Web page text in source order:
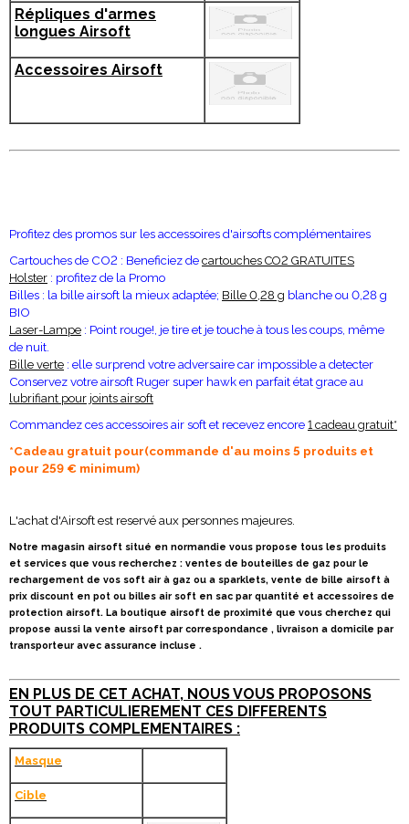
Répliques d'armes
longues Airsoft
Accessoires Airsoft
Profitez des promos sur les accessoires d'airsofts complémentaires
Cartouches de CO2 : Beneficiez de cartouches CO2 GRATUITES
Holster : profitez de la Promo
Billes : la bille airsoft la mieux adaptée; Bille 0,28 g blanche ou 0,28 g
BIO
Laser-Lampe : Point rouge!, je tire et je touche à tous les coups, même
de nuit.
Bille verte : elle surprend votre adversaire car impossible a detecter
Conservez votre airsoft Ruger super hawk en parfait état grace au
lubrifiant pour joints airsoft
Commandez ces accessoires air soft et recevez encore 1 cadeau gratuit*
*Cadeau gratuit pour(commande d'au moins 5 produits et
pour 259 € minimum)
L'achat d'Airsoft est reservé aux personnes majeures.
Notre magasin airsoft situé en normandie vous propose tous les produits
et services que vous recherchez : ventes de bouteilles de gaz pour le
rechargement de vos soft air à gaz ou a sparklets, vente de bille airsoft à
prix discount en pot ou billes air soft en sac par quantité et accessoires de
protection airsoft. La boutique airsoft de proximité que vous cherchez qui
propose aussi la vente airsoft par correspondance , livraison a domicile par
transporteur avec assurance incluse .
EN PLUS DE CET ACHAT, NOUS VOUS PROPOSONS
TOUT PARTICULIEREMENT CES DIFFERENTS
PRODUITS COMPLEMENTAIRES :
Masque
Cible